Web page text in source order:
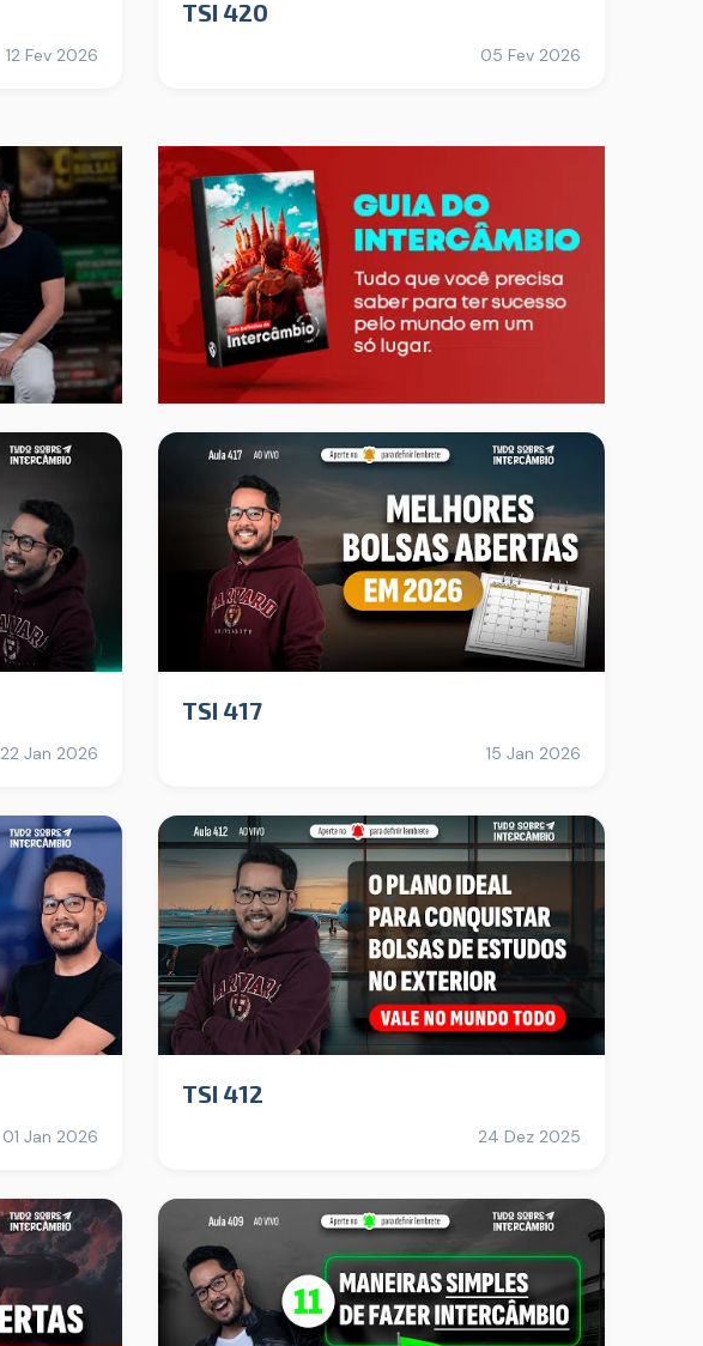
12 Fev 2026
TSI 420
05 Fev 2026
22 Jan 2026
TSI 417
15 Jan 2026
01 Jan 2026
TSI 412
24 Dez 2025